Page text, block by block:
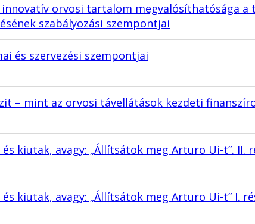
innovatív orvosi tartalom megvalósíthatósága
szabályozási szempontjai
és szervezési szempontjai
– mint az orvosi távellátások kezdeti
kiutak, avagy: „Állítsátok meg Arturo Ui-t”. II.
kiutak, avagy: „Állítsátok meg Arturo Ui-t” I.